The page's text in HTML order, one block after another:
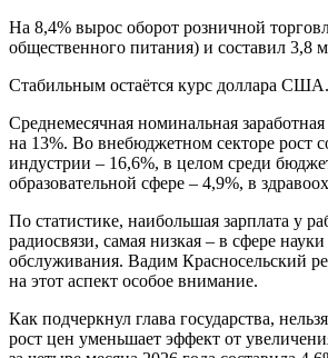
На 8,4% вырос оборот розничной
общественного питания) и составил 3,8
Стабильным остаётся курс доллара США.
Среднемесячная номинальная
на 13%. Во внебюджетном секторе рост
индустрии – 16,6%, в целом среди
образовательной сфере – 4,9%, в
По статистике, наибольшая зарплата у
радиосвязи, самая низкая – в сфере
обслуживания. Вадим Красносельский
на этот аспект особое внимание.
Как подчеркнул глава государства,
рост цен уменьшает эффект от